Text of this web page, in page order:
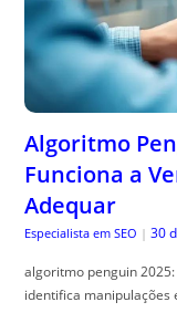
Algoritmo
Funciona a
Adequar
Especialista em SEO | 30
algoritmo penguin
identifica manipulações